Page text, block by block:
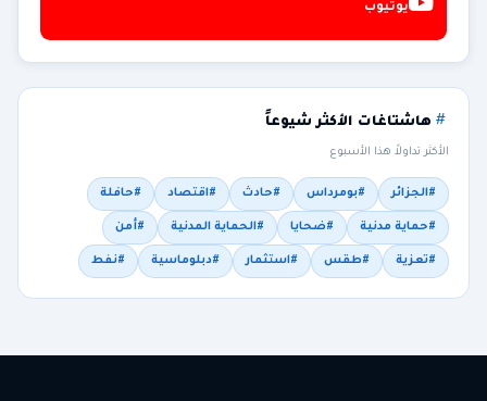
يوتيوب
هاشتاغات الأكثر شيوعاً
الأكثر تداولاً هذا الأسبوع
#الجزائر #بومرداس #حادث #اقتصاد #حافلة
#حماية مدنية #ضحايا #الحماية المدنية #أمن
#تعزية #طقس #استثمار #دبلوماسية #نفط